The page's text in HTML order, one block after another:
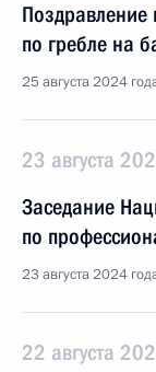
Поздравление
по гребле на
25 августа 2024
23 августа
Заседание
по
23 августа 2024
22 августа